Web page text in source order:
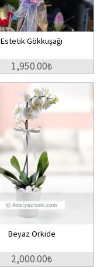
Estetik Gökkuşağı
1,950.00₺
Beyaz Orkide
2,000.00₺